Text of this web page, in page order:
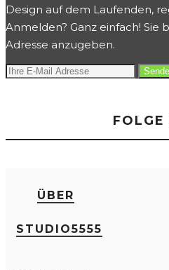
Design auf dem Laufenden,
Anmelden? Ganz einfach! Sie
Adresse anzugeben.
FOLGE
ÜBER
STUDIO5555